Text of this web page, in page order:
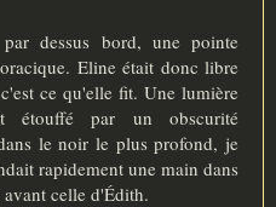
dessus bord, une pointe
Eline était donc libre
ce qu'elle fit. Une lumière
étouffé par un obscurité
le noir le plus profond, je
rapidement une main dans
celle d'Édith.